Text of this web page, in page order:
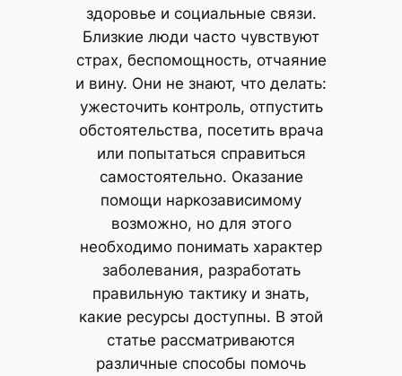
здоровье и социальные связи.
Близкие люди часто чувствуют
страх, беспомощность, отчаяние
и вину. Они не знают, что делать:
ужесточить контроль, отпустить
обстоятельства, посетить врача
или попытаться справиться
самостоятельно. Оказание
помощи наркозависимому
возможно, но для этого
необходимо понимать характер
заболевания, разработать
правильную тактику и знать,
какие ресурсы доступны. В этой
статье рассматриваются
различные способы помочь